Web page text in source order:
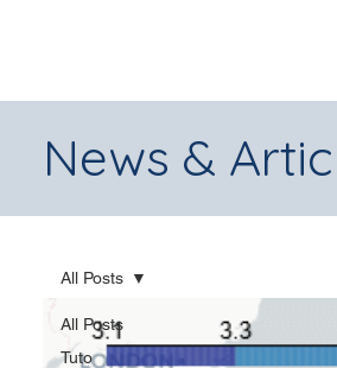
News &
All Posts
Tuto
All Posts